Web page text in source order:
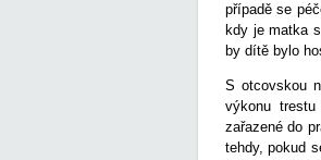
případě se
kdy je matka
by dítě bylo
S otcovskou
výkonu
zařazené do
tehdy, pokud